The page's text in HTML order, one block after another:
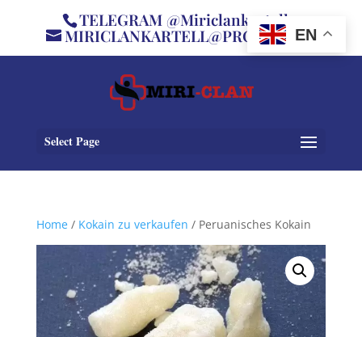
TELEGRAM @Miriclankartell
MIRICLANKARTELL@PROTON.ME
Select Page
Home/ Kokain zu verkaufen / Peruanisches Kokain
EN